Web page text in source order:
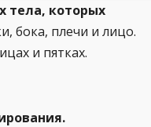
тела, которых
бока, плечи и лицо.
и пятках.